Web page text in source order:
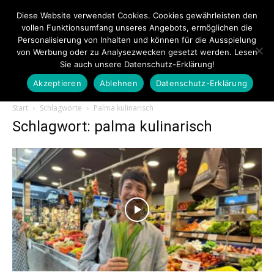
Touristiknews.de
Touristiknews
und
Start Schlagworte Palma kulinarisch
Schlagwort: palma kulinarisch
Diese Website verwendet Cookies. Cookies gewährleisten den
vollen Funktionsumfang unseres Angebots, ermöglichen die
Personalisierung von Inhalten und können für die Ausspielung
von Werbung oder zu Analysezwecken gesetzt werden. Lesen
Sie auch unsere Datenschutz-Erklärung!
Akzeptieren
Ablehnen Datenschutz-Erklärung